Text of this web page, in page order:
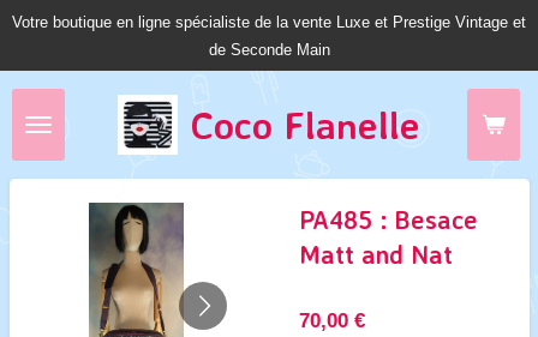
Passer
Coco Flanelle
Votre boutique en ligne spécialiste de la vente Luxe et Prestige Vintage et
de Seconde Main
PA485 : Besace
Matt and Nat
70,00 €